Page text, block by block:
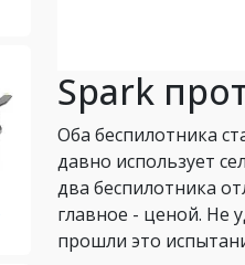
Spark
Оба беспилотника
давно использует
два беспилотника
главное - ценой. Не
прошли это